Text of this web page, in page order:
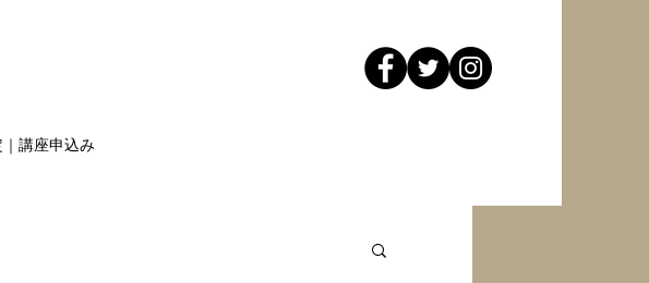
講座申込み